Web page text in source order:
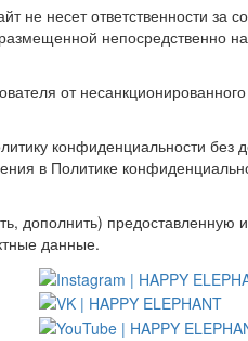
не несет ответственности за
непосредственно
от
конфиденциальности
в Политике
дополнить)
данные.